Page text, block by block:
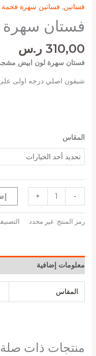
فساتين, فساتين سهرة فخمة
فستان
310,00 ر.س
فستان سهرة لون ابيض
شيفون اصلي درجه اولى
المقاس
-
+
رمز المنتج: غير محدد
معلومات إضافية
المقاس
منتجات ذات صلة